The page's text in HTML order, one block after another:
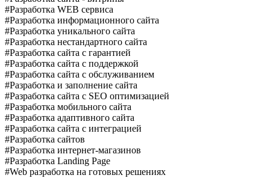
#Разработка WEB сервиса
#Разработка информационного сайта
#Разработка уникального сайта
#Разработка нестандартного сайта
#Разработка сайта с гарантией
#Разработка сайта с поддержкой
#Разработка сайта с обслуживанием
#Разработка и заполнение сайта
#Разработка сайта с SEO оптимизацией
#Разработка мобильного сайта
#Разработка адаптивного сайта
#Разработка сайта с интеграцией
#Разработка сайтов
#Разработка интернет-магазинов
#Разработка Landing Page
#Web разработка на готовых решениях